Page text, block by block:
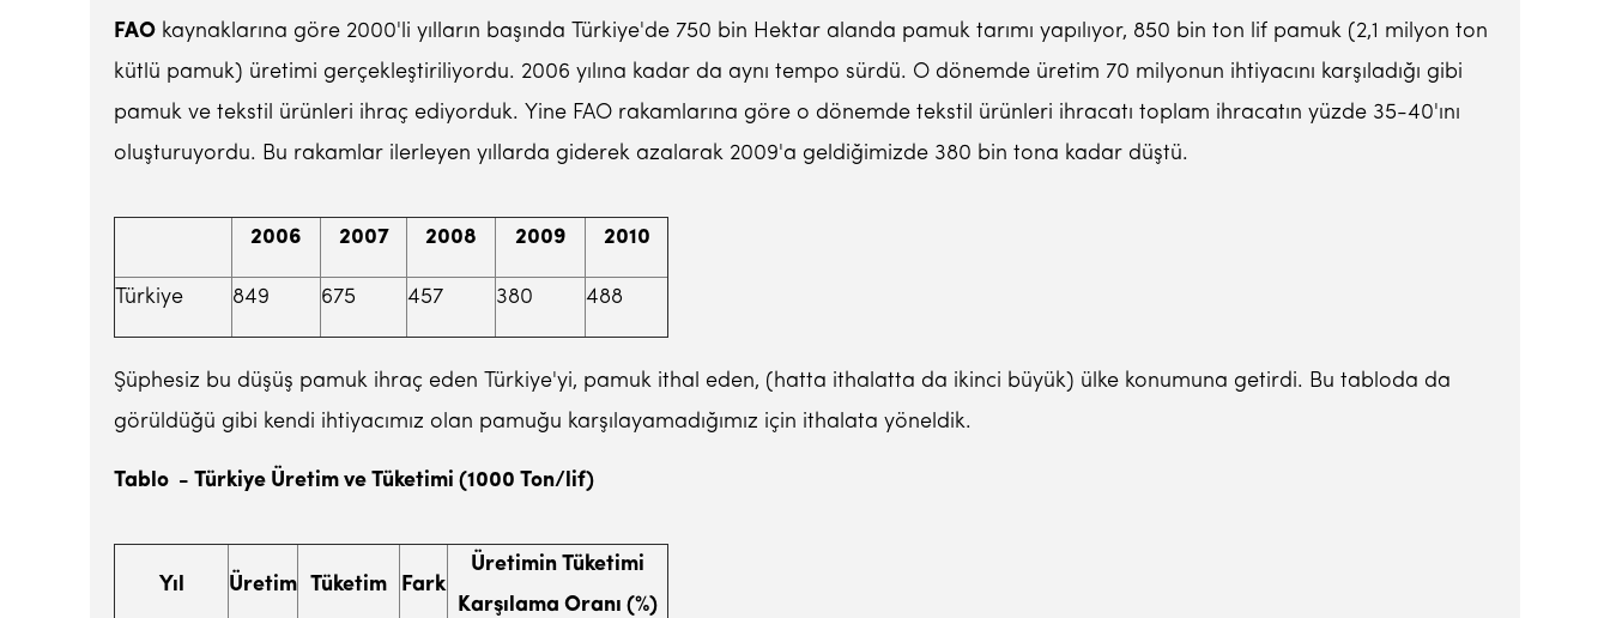
FAO kaynaklarına göre 2000'li yılların başında Türkiye'de 750 bin Hektar alanda pamuk tarımı yapılıyor, 850 bin ton lif pamuk (2,1 milyon ton
kütlü pamuk) üretimi gerçekleştiriliyordu. 2006 yılına kadar da aynı tempo sürdü. O dönemde üretim 70 milyonun ihtiyacını karşıladığı gibi
pamuk ve tekstil ürünleri ihraç ediyorduk. Yine FAO rakamlarına göre o dönemde tekstil ürünleri ihracatı toplam ihracatın yüzde 35-40'ını
oluşturuyordu. Bu rakamlar ilerleyen yıllarda giderek azalarak 2009'a geldiğimizde 380 bin tona kadar düştü.
2006 2007 2008 2009 2010
Türkiye 849 675 457 380 488
Şüphesiz bu düşüş pamuk ihraç eden Türkiye'yi, pamuk ithal eden, (hatta ithalatta da ikinci büyük) ülke konumuna getirdi. Bu tabloda da
görüldüğü gibi kendi ihtiyacımız olan pamuğu karşılayamadığımız için ithalata yöneldik.
Tablo - Türkiye Üretim ve Tüketimi (1000 Ton/lif)
Yıl Üretim Tüketim Fark
Üretimin Tüketimi
Karşılama Oranı (%)